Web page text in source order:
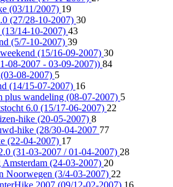
(03/11/2007) 19
(27/28-10-2007) 30
14-10-2007) 43
(5/7-10-2007) 39
(15/16-09-2007) 30
08-2007 - 03-09-2007)) 84
08-2007) 5
(14/15-07-2007) 16
plus wandeling (08-07-2007) 5
6.0 (15/17-06-2007) 22
hike (20-05-2007) 8
hike (28/30-04-2007 77
(22-04-2007) 17
(31-03-2007 / 01-04-2007) 28
(24-03-2007) 20
Noorwegen (3/4-03-2007) 22
2007 (09/12-02-2007) 16